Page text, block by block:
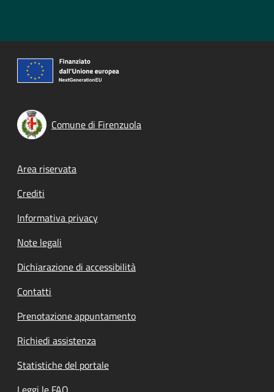
Comune di Firenzuola
Footer menu
Area riservata
Crediti
Informativa privacy
Note legali
Dichiarazione di accessibilità
Contatti
Prenotazione appuntamento
Richiedi assistenza
Statistiche del portale